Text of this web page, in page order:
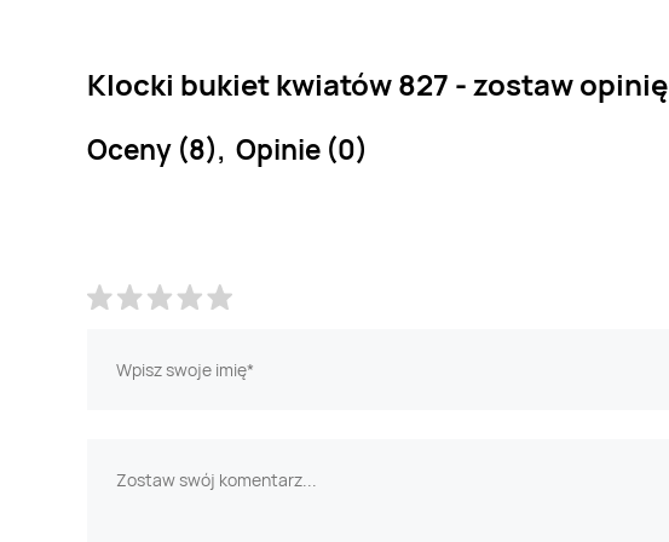
Klocki bukiet kwiatów 827 - zostaw opinię
Oceny (8), Opinie (0)